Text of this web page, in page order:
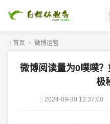
首页 > 微博运营
微博阅读量为0噗噗
极
2024-09-30 12:37:00